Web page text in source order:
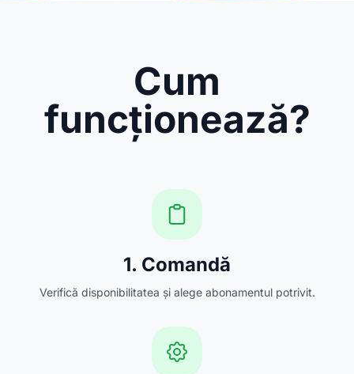
Cum
funcționează?
1. Comandă
Verifică disponibilitatea și alege abonamentul potrivit.